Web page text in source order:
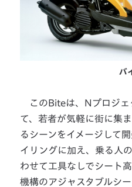
バ
このBiteは、Nプロジェ
て、若者が気軽に街に集
るシーンをイメージして
イリングに加え、乗る人
わせて工具なしでシート
機構のアジャスタブルシ